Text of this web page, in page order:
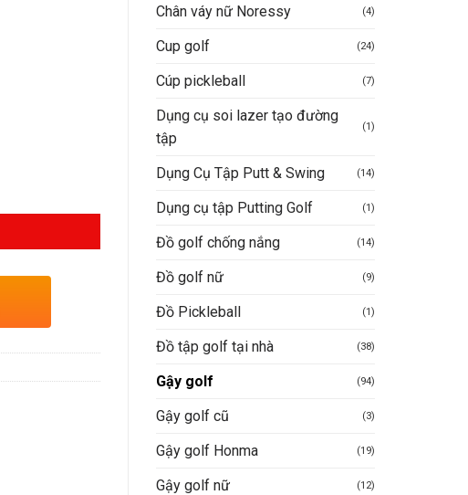
Chân váy nữ Noressy (4)
Cup golf (24)
Cúp pickleball (7)
Dụng cụ soi lazer tạo đường
tập
(1)
Dụng Cụ Tập Putt & Swing (14)
Dụng cụ tập Putting Golf (1)
Đồ golf chống nắng (14)
Đồ golf nữ (9)
Đồ Pickleball (1)
Đồ tập golf tại nhà (38)
Gậy golf (94)
Gậy golf cũ (3)
Gậy golf Honma (19)
Gậy golf nữ (12)